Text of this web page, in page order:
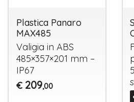
Plastica Panaro
MAX485
Valigia in ABS
485×357×201 mm –
IP67
€ 209,00